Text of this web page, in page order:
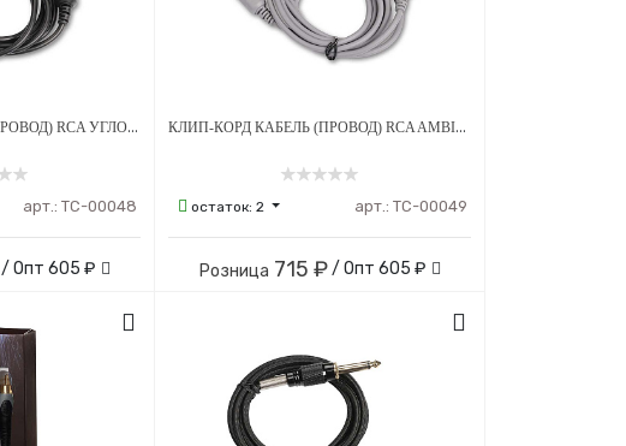
КЛИП-КОРД КАБЕЛЬ (ПРОВОД) RCA УГЛОВОЙ AMBITION - ЧЕРНЫЙ
арт.: ТС-00048
/ Опт 605 ₽
КЛИП-КОРД КАБЕЛЬ (ПРОВОД) RCA AMBITION - СЕРЫЙ
остаток:2 арт.: ТС-00049
Розница 715 ₽/ Опт 605 ₽